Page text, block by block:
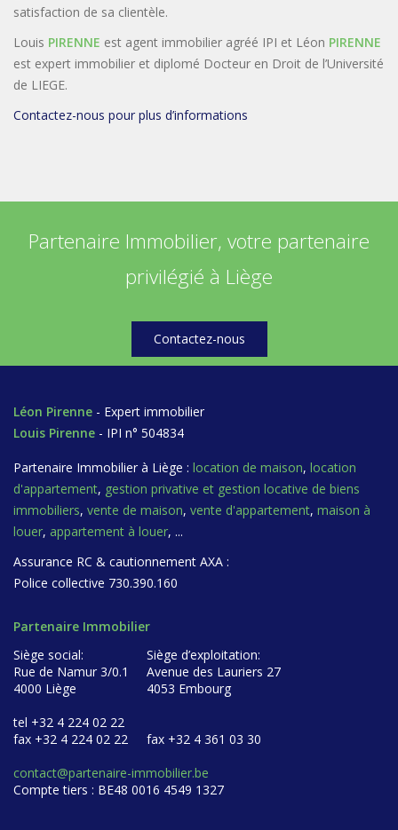
satisfaction de sa clientèle.
Louis PIRENNE est agent immobilier agréé IPI et Léon PIRENNE
est expert immobilier et diplomé Docteur en Droit de l’Université
de LIEGE.
Contactez-nous pour plus d’informations
Partenaire Immobilier, votre partenaire
privilégié à Liège
Contactez-nous
Léon Pirenne - Expert immobilier
Louis Pirenne - IPI n° 504834
Partenaire Immobilier à Liège : location de maison, location
d'appartement, gestion privative et gestion locative de biens
immobiliers, vente de maison, vente d'appartement, maison à
louer, appartement à louer, ...
Assurance RC & cautionnement AXA :
Police collective 730.390.160
Partenaire Immobilier
Siège social:
Rue de Namur 3/0.1
4000 Liège
tel +32 4 224 02 22
fax +32 4 224 02 22
Siège d’exploitation:
Avenue des Lauriers 27
4053 Embourg
fax +32 4 361 03 30
contact@partenaire-immobilier.be
Compte tiers : BE48 0016 4549 1327